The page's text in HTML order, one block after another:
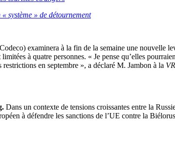
système » de détournement
examinera à la fin de la semaine une nouvelle
à quatre personnes. « Je pense qu’elles
en septembre », a déclaré M. Jambon à la
Dans un contexte de tensions croissantes entre la
à défendre les sanctions de l’UE contre la